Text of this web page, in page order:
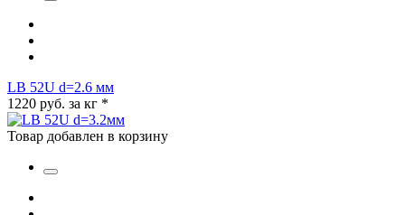
LB 52U d=2.6 мм
1220 руб. за кг *
Товар добавлен в корзину